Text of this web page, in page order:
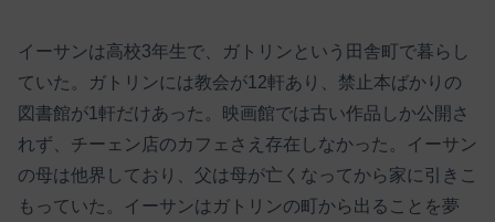
イーサンは高校3年生で、ガトリンという田舎町で暮らし
ていた。ガトリンには教会が12軒あり、禁止本ばかりの
図書館が1軒だけあった。映画館では古い作品しか公開さ
れず、チーェン店のカフェさえ存在しなかった。イーサン
の母は他界しており、父は母が亡くなってから家に引きこ
もっていた。イーサンはガトリンの町から出ることを夢